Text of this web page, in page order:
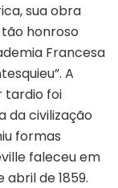
sua obra
honroso
Francesa
A
tardio foi
da civilização
formas
faleceu em
abril de 1859.